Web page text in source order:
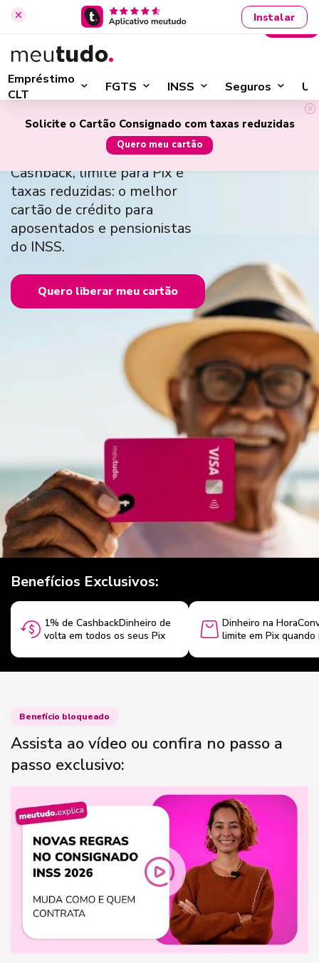
Instalar
Empréstimo
CLT
FGTS INSS Seguros
Entrar
Solicite o Cartão Consignado com taxas reduzidas
Quero meu cartão
Cartão de Crédito
Consignado
Cashback, limite para Pix e
taxas reduzidas: o melhor
cartão de crédito para
aposentados e pensionistas
do INSS.
Quero liberar meu cartão
Benefícios Exclusivos:
1% de CashbackDinheiro de
volta em todos os seus Pix
Dinheiro na
limite em Pix quando
Benefício bloqueado
Assista ao vídeo ou confira no passo a
passo exclusivo: